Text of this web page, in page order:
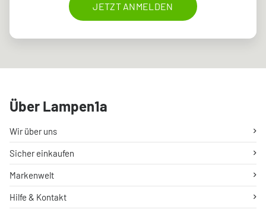
JETZT ANMELDEN
Über Lampen1a
Wir über uns
Sicher einkaufen
Markenwelt
Hilfe & Kontakt